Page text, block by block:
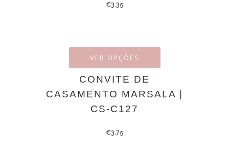
€3.35
VER OPÇÕES
CONVITE DE
CASAMENTO MARSALA |
CS-C127
€3.75